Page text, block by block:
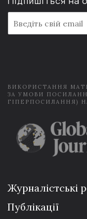
m
a
ВИКОРИСТАННЯ
ЗА УМОВИ
ГІПЕРПОСИЛАННЯ)
Журналістські
Публікації